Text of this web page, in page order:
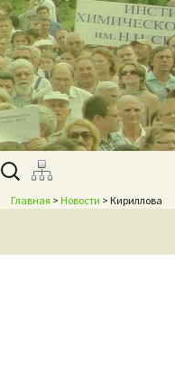
Найти:
Главная > Новости > Кириллова